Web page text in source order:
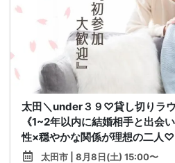
太田＼under３９♡貸し切りラ
《1~2年以内に結婚相手と出会
性×穏やかな関係が理想の二人♡
太田市 | 8月8日(土) 15:00〜